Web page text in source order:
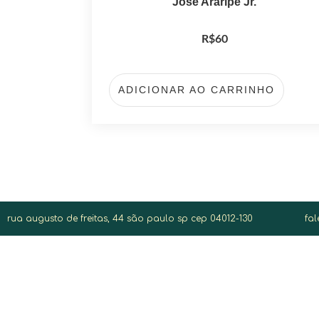
R$60
ADICIONAR AO CARRINHO
rua augusto de freitas, 44 são paulo sp cep 04012-130